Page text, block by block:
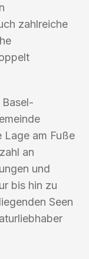
zahlreiche
Lage am Fuße
an
und
bis hin zu
Seen